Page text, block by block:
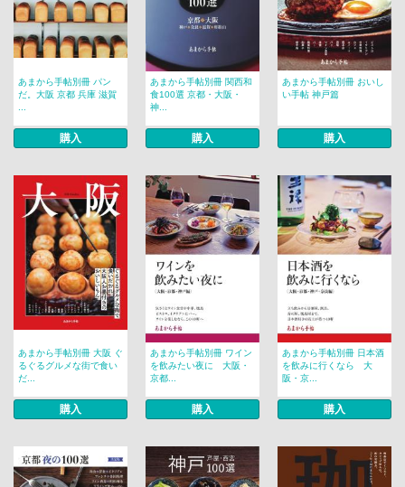
あまから手帖別冊 パン
だ。大阪 京都 兵庫 滋賀
購入
あまから手帖別冊 関西和
食100選 京都・大阪・
神...
購入
あまから手帖別冊 おいし
い手帖 神戸篇
購入
あまから手帖別冊 大阪 ぐ
るぐるグルメな街で食い
だ...
購入
あまから手帖別冊 ワイン
を飲みたい夜に 大阪・
京都...
購入
あまから手帖別冊 日本酒
を飲みに行くなら 大
阪・京...
購入